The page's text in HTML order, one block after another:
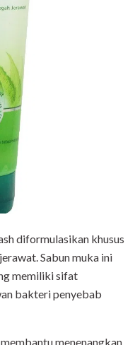
diformulasikan khusus
Sabun muka ini
memiliki sifat
bakteri penyebab
menenangkan